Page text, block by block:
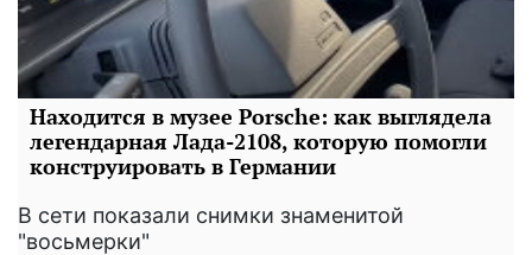
Находится в музее Porsche: как выглядела
легендарная Лада-2108, которую помогли
конструировать в Германии
В сети показали снимки знаменитой
"восьмерки"